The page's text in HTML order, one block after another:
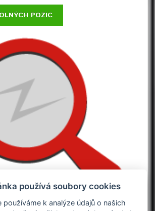
POZIC
používá soubory cookies
používáme k analýze údajů o našich